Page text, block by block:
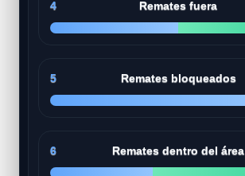
4 Remates fuera
5 Remates bloqueados
6 Remates dentro del área